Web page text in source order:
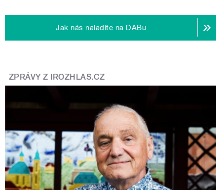
Jak nás naladíte na DABu
ZPRÁVY Z IROZHLAS.CZ